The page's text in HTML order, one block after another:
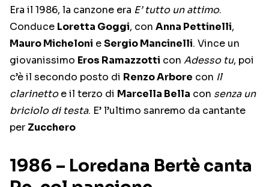
Era il 1986, la canzone era E’ tutto un attimo.
Conduce Loretta Goggi, con Anna Pettinelli,
Mauro Micheloni eSergio Mancinelli. Vince un
giovanissimo Eros Ramazzotti con Adesso tu, poi
c’è il secondo posto di Renzo Arbore con Il
clarinettoe il terzo di Marcella Bella con senza un
briciolo di testa. E’ l’ultimo sanremo da cantante
per Zucchero
1986 – Loredana Bertè canta